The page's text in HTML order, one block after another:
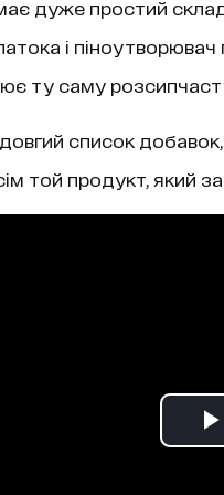
дуже простий
і
ту саму
список добавок,
той продукт, який